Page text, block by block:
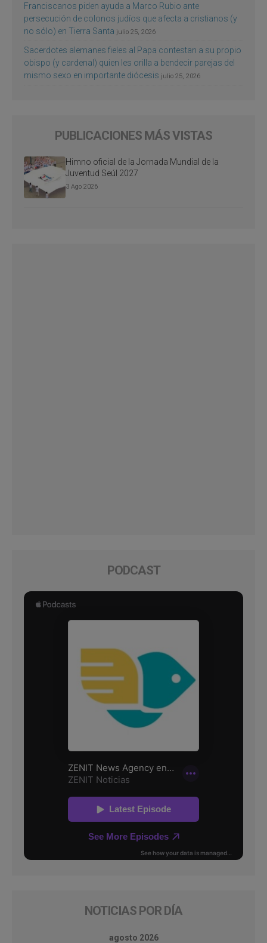
Franciscanos piden ayuda a Marco Rubio ante
persecución de colonos judíos que afecta a cristianos (y
no sólo) en Tierra Santa julio 25, 2026
Sacerdotes alemanes fieles al Papa contestan a su propio
obispo (y cardenal) quien les orilla a bendecir parejas del
mismo sexo en importante diócesis julio 25, 2026
PUBLICACIONES MÁS VISTAS
Himno oficial de la Jornada Mundial de la
Juventud Seúl 2027
3 Ago 2026
PODCAST
NOTICIAS POR DÍA
agosto 2026